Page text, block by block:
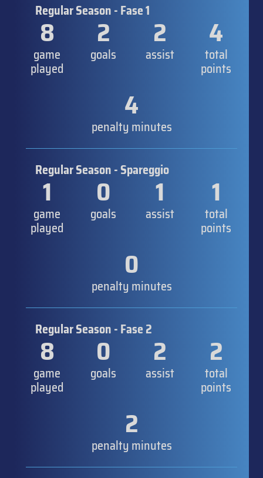
Regular Season - Fase 1
8
game
played
2
goals
2
assist
4
total
points
4
penalty minutes
Regular Season - Spareggio
1
game
played
0
goals
1
assist
1
total
points
0
penalty minutes
Regular Season - Fase 2
8
game
played
0
goals
2
assist
2
total
points
2
penalty minutes